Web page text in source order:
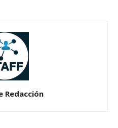
Redacción